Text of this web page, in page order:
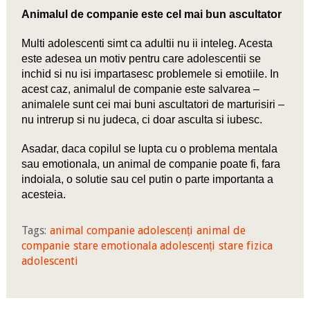
Animalul de companie este cel mai bun ascultator
Multi adolescenti simt ca adultii nu ii inteleg. Acesta
este adesea un motiv pentru care adolescentii se
inchid si nu isi impartasesc problemele si emotiile. In
acest caz, animalul de companie este salvarea –
animalele sunt cei mai buni ascultatori de marturisiri –
nu intrerup si nu judeca, ci doar asculta si iubesc.
Asadar, daca copilul se lupta cu o problema mentala
sau emotionala, un animal de companie poate fi, fara
indoiala, o solutie sau cel putin o parte importanta a
acesteia.
Tags: animal companie adolescenți animal de
companie stare emotionala adolescenți stare fizica
adolescenti